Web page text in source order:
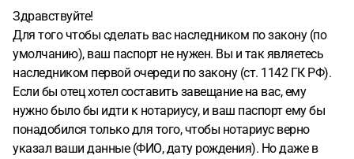
Здравствуйте!
Для того чтобы сделать вас наследником по закону (по
умолчанию), ваш паспорт не нужен. Вы и так являетесь
наследником первой очереди по закону (ст. 1142 ГК РФ).
Если бы отец хотел составить завещание на вас, ему
нужно было бы идти к нотариусу, и ваш паспорт ему бы
понадобился только для того, чтобы нотариус верно
указал ваши данные (ФИО, дату рождения). Но даже в